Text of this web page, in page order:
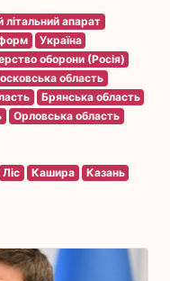
літальний апарат
Україна
оборони (Росія)
область
Брянська область
Орловська область
Ліс Кашира
Казань